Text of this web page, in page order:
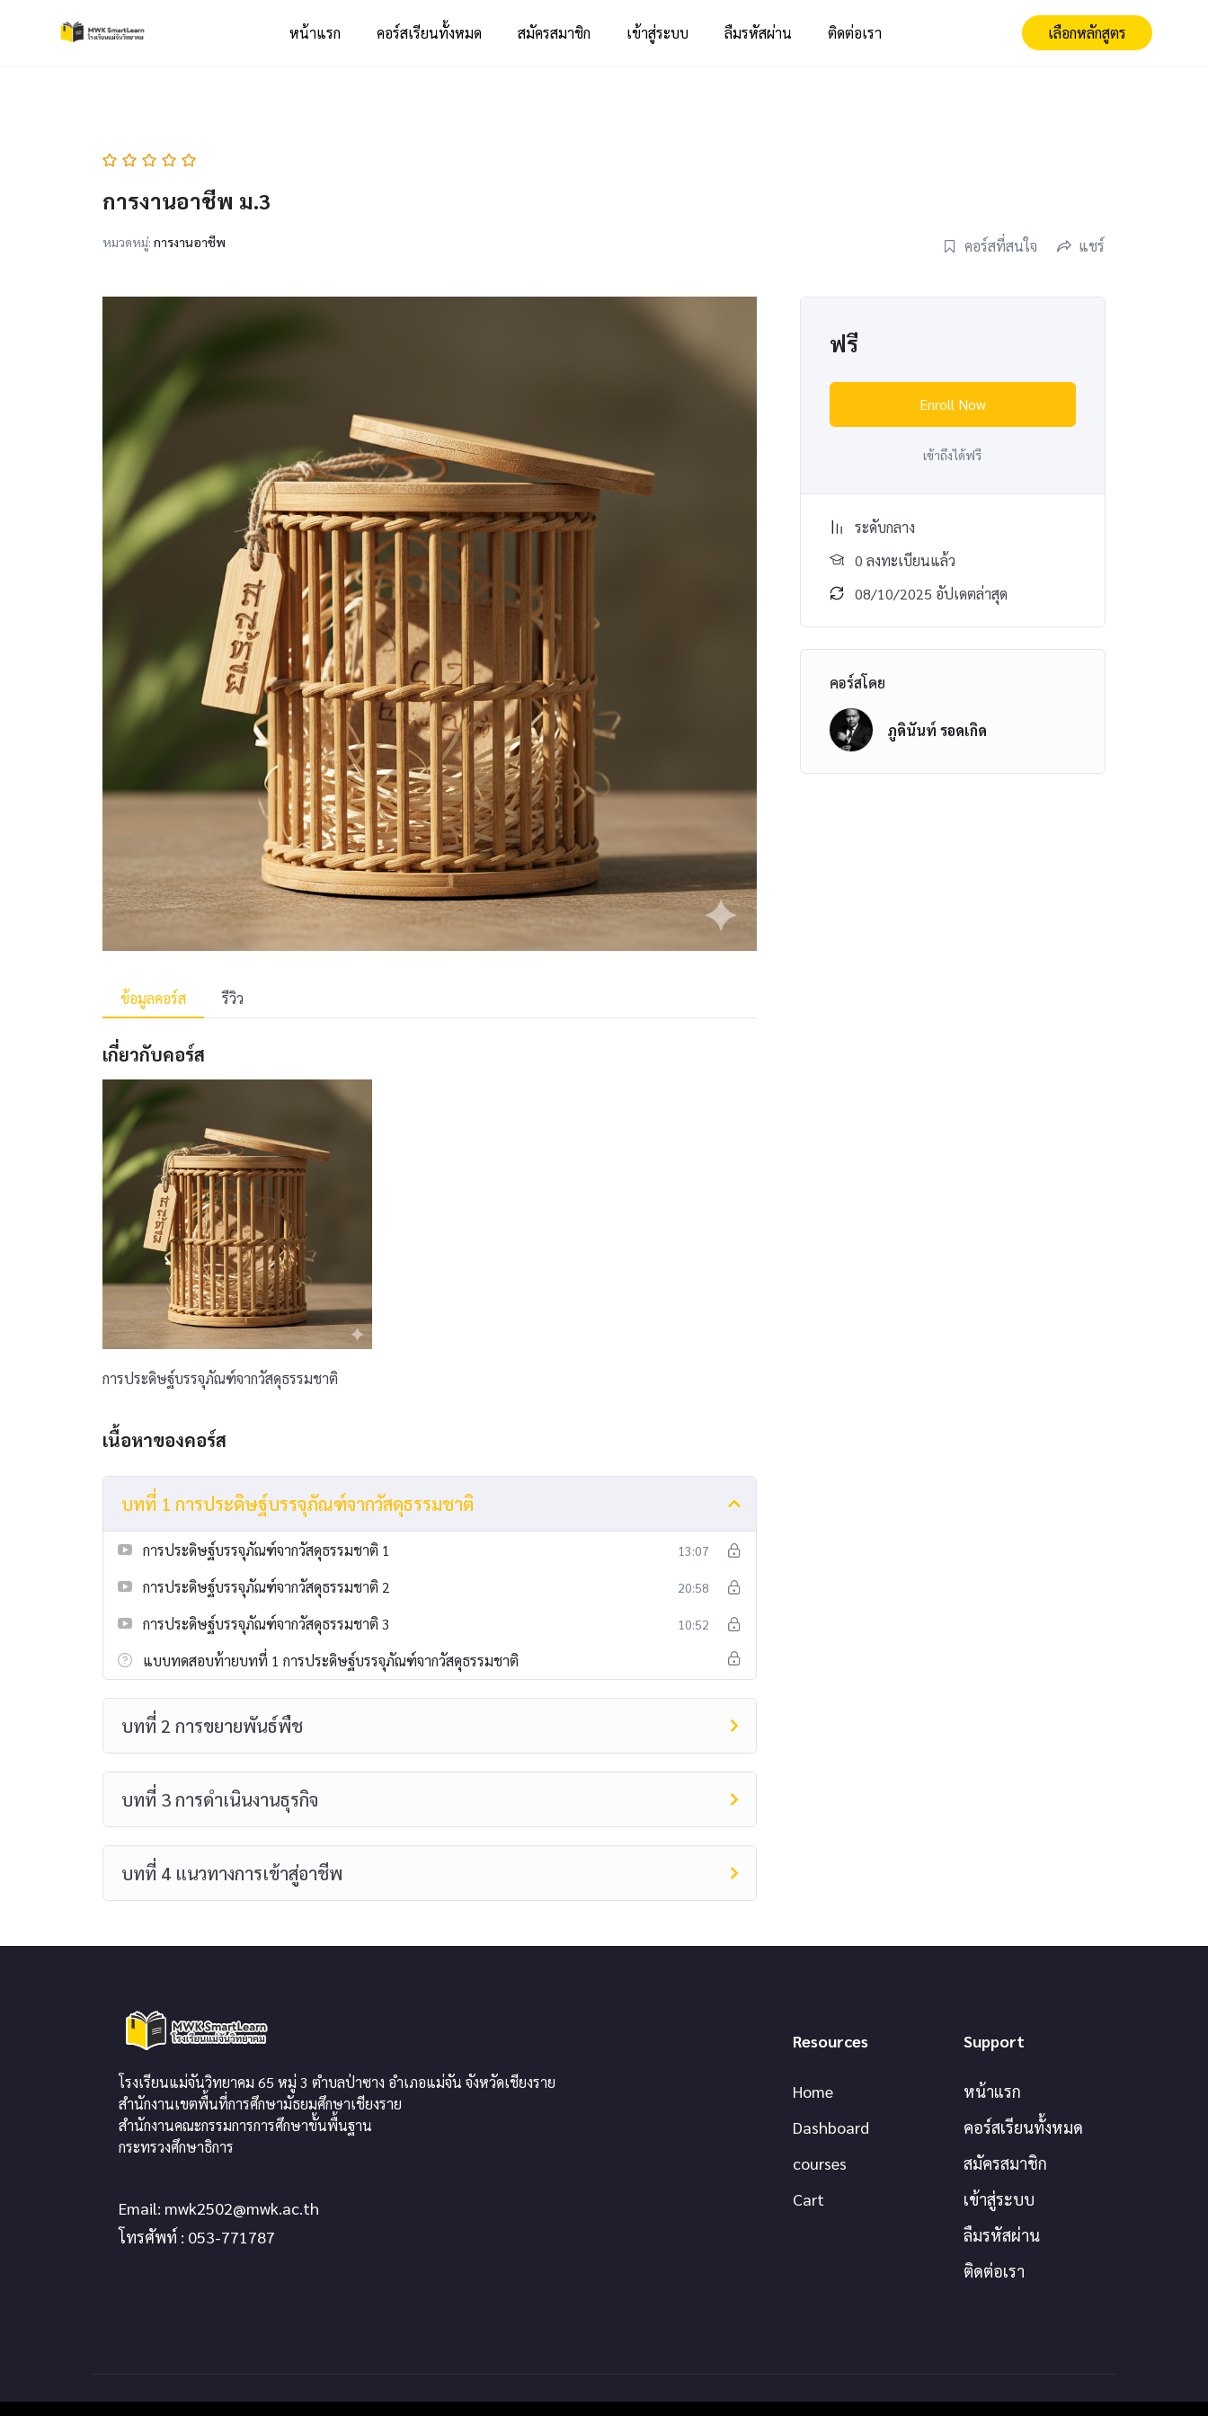
หน้าแรก คอร์สเรียนทั้งหมด สมัครสมาชิก เข้าสู่ระบบ ลืมรหัสผ่าน ติดต่อเรา เลือกหลักสูตร
การงานอาชีพ ม.3
หมวดหมู่: การงานอาชีพ คอร์สที่สนใจ แชร์
ข้อมูลคอร์ส รีวิว
เกี่ยวกับคอร์ส
การประดิษฐ์บรรจุภัณฑ์จากวัสดุธรรมชาติ
เนื้อหาของคอร์ส
บทที่ 1 การประดิษฐ์บรรจุภัณฑ์จากวัสดุธรรมชาติ
การประดิษฐ์บรรจุภัณฑ์จากวัสดุธรรมชาติ 1 13:07
การประดิษฐ์บรรจุภัณฑ์จากวัสดุธรรมชาติ 2 20:58
การประดิษฐ์บรรจุภัณฑ์จากวัสดุธรรมชาติ 3 10:52
แบบทดสอบท้ายบทที่ 1 การประดิษฐ์บรรจุภัณฑ์จากวัสดุธรรมชาติ
บทที่ 2 การขยายพันธ์พืช
บทที่ 3 การดำเนินงานธุรกิจ
บทที่ 4 แนวทางการเข้าสู่อาชีพ
ฟรี
Enroll Now
เข้าถึงได้ฟรี
ระดับกลาง
0 ลงทะเบียนแล้ว
08/10/2025 อัปเดตล่าสุด
คอร์สโดย
ภูดินันท์ รอดเกิด
โรงเรียนแม่จันวิทยาคม 65 หมู่ 3 ตำบลป่าซาง อำเภอแม่จัน จังหวัดเชียงราย
สำนักงานเขตพื้นที่การศึกษามัธยมศึกษาเชียงราย
สำนักงานคณะกรรมการการศึกษาขั้นพื้นฐาน
กระทรวงศึกษาธิการ
Email: mwk2502@mwk.ac.th
โทรศัพท์ : 053-771787
Resources
Home
Dashboard
courses
Cart
Support
หน้าแรก
คอร์สเรียนทั้งหมด
สมัครสมาชิก
เข้าสู่ระบบ
ลืมรหัสผ่าน
ติดต่อเรา